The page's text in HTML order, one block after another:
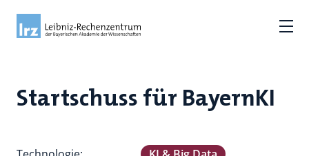
Startschuss für BayernKI